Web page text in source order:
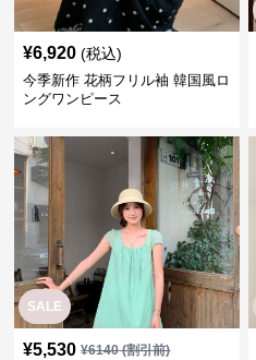
¥6,920 (税込)
今季新作 花柄フリル袖 韓国風ロ
ングワンピース
SALE
¥5,530 ¥6140(割引前)